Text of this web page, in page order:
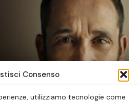
Consenso
utilizziamo tecnologie come